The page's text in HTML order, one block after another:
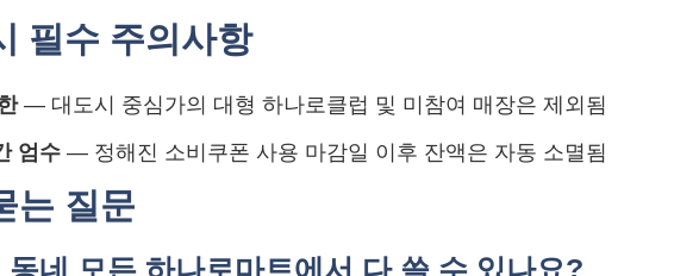
필수 주의사항
— 대도시 중심가의 대형 하나로클럽 및 미참여 매장은 제외됨
엄수 — 정해진 소비쿠폰 사용 마감일 이후 잔액은 자동 소멸됨
는 질문